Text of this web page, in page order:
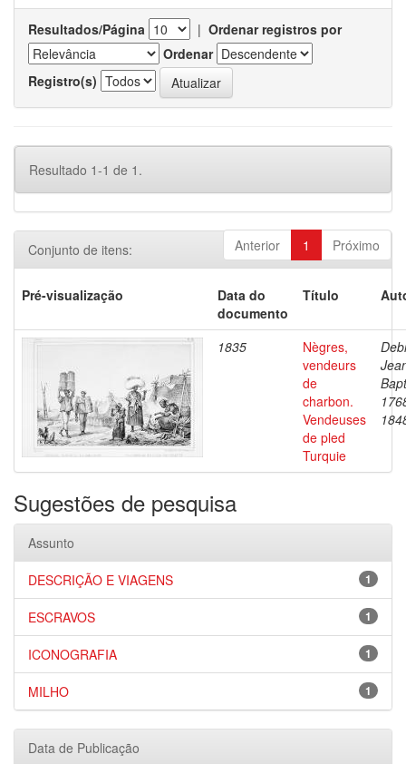
Resultados/Página | Ordenar registros por
Ordenar
Registro(s)
Resultado 1-1 de 1.
Anterior 1 Próximo
Conjunto de itens:
Pré-visualização
Data do
documento
Título
1835
Nègres,
vendeurs
de
charbon.
Vendeuses
de pled
Turquie
Sugestões de pesquisa
Assunto
1
DESCRIÇÃO E VIAGENS
1
ESCRAVOS
1
ICONOGRAFIA
1
MILHO
Data de Publicação